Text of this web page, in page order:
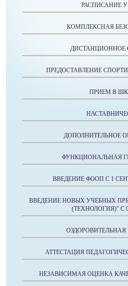
РАСПИСАНИЕ
КОМПЛЕКСНАЯ
ДИСТАНЦИОННОЕ
ПРЕДОСТАВЛЕНИЕ
ПРИЕМ В
ДОПОЛНИТЕЛЬНОЕ
ФУНКЦИОНАЛЬНАЯ
ВВЕДЕНИЕ ФООП С 1
ВВЕДЕНИЕ НОВЫХ УЧЕБНЫХ
(ТЕХНОЛОГИЯ)" C
АТТЕСТАЦИЯ
НЕЗАВИСИМАЯ ОЦЕНКА